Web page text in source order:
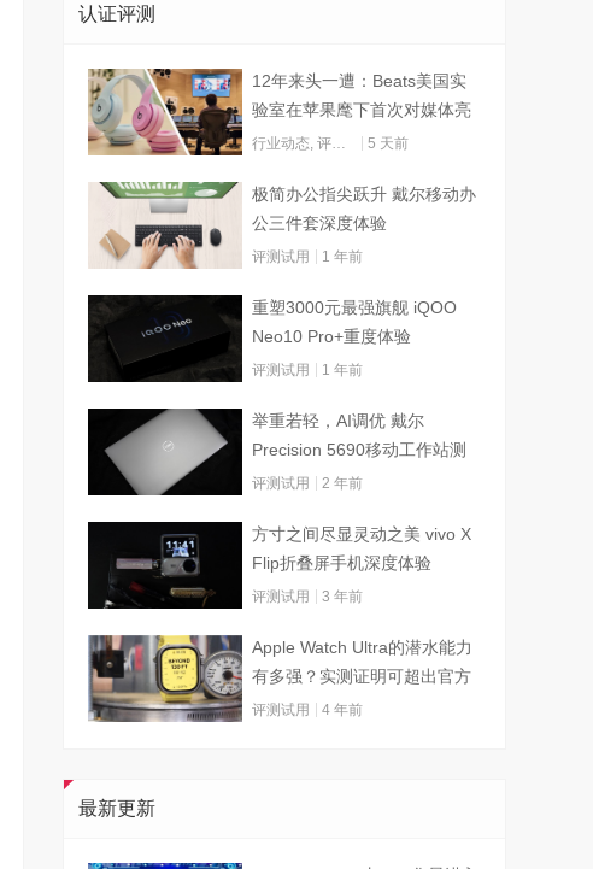
认证评测
12年来头一遭：Beats美国实
验室在苹果麾下首次对媒体亮
灯
行业动态 评测试用 5 天前
极简办公指尖跃升 戴尔移动办
公三件套深度体验
评测试用 1 年前
重塑3000元最强旗舰 iQOO
Neo10 Pro+重度体验
评测试用 1 年前
举重若轻，AI调优 戴尔
Precision 5690移动工作站测
试
评测试用 2 年前
方寸之间尽显灵动之美 vivo X
Flip折叠屏手机深度体验
评测试用 3 年前
Apple Watch Ultra的潜水能力
有多强？实测证明可超出官方
标称值
评测试用 4 年前
最新更新